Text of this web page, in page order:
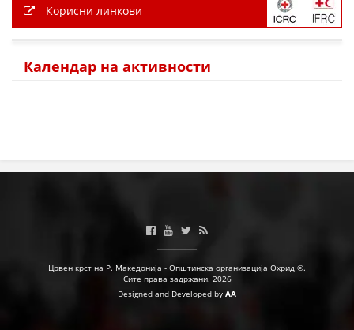
ЗА НАС
ПОСТЕРИ
Корисни линкови
Календар на активности
Црвен крст на Р. Македонија - Општинска организација Охрид ©.
Сите права задржани. 2026
Designed and Developed by AA